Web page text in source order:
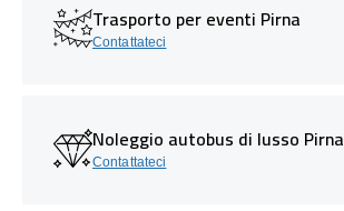
Trasporto per eventi Pirna
Contattateci
Noleggio autobus di lusso Pirna
Contattateci